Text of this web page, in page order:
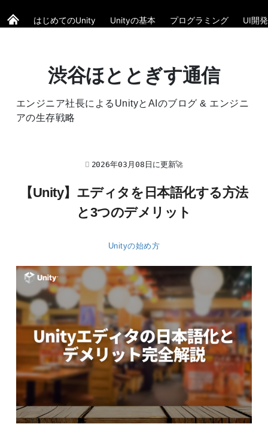
はじめてのUnity Unityの基本 プログラミング UI開発
渋谷ほととぎす通信
エンジニア社長によるUnityとAIのブログ & エンジニ
アの生存戦略
2026年03月08日に更新🚀
【Unity】エディタを日本語化する方法
と3つのデメリット
Unityの始め方